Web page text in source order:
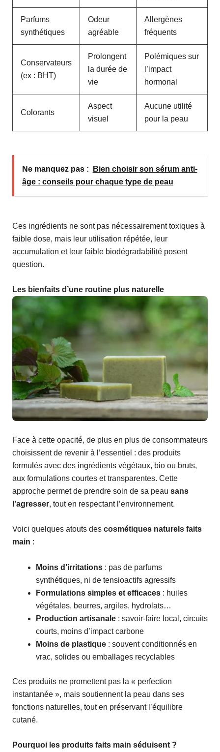
Parfums
synthétiques
Odeur
agréable
Allergènes
fréquents
Conservateurs
(ex : BHT)
Prolongent
la durée de
vie
Polémiques sur
l’impact
hormonal
Colorants
Aspect
visuel
Aucune utilité
pour la peau
Ne manquez pas :
Bien choisir son sérum anti-
âge : conseils pour chaque type de peau
Ces ingrédients ne sont pas nécessairement toxiques à
faible dose, mais leur utilisation répétée, leur
accumulation et leur faible biodégradabilité posent
question.
Les bienfaits d’une routine plus naturelle
Face à cette opacité, de plus en plus de consommateurs
choisissent de revenir à l’essentiel : des produits
formulés avec des ingrédients végétaux, bio ou bruts,
aux formulations courtes et transparentes. Cette
approche permet de prendre soin de sa peau sans
l’agresser, tout en respectant l’environnement.
Voici quelques atouts des cosmétiques naturels faits
main :
Moins d’irritations: pas de parfums
synthétiques, ni de tensioactifs agressifs
Formulations simples et efficaces: huiles
végétales, beurres, argiles, hydrolats…
Production artisanale: savoir-faire local, circuits
courts, moins d’impact carbone
Moins de plastique: souvent conditionnés en
vrac, solides ou emballages recyclables
Ces produits ne promettent pas la « perfection
instantanée », mais soutiennent la peau dans ses
fonctions naturelles, tout en préservant l’équilibre
cutané.
Pourquoi les produits faits main séduisent ?